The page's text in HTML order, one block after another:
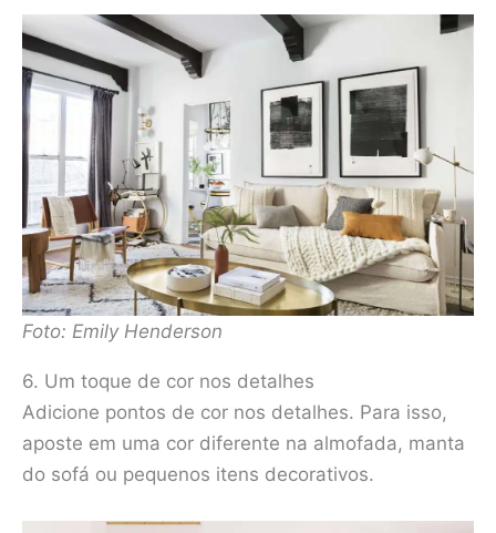
Foto: Emily Henderson
6. Um toque de cor nos detalhes
Adicione pontos de cor nos detalhes. Para isso,
aposte em uma cor diferente na almofada, manta
do sofá ou pequenos itens decorativos.